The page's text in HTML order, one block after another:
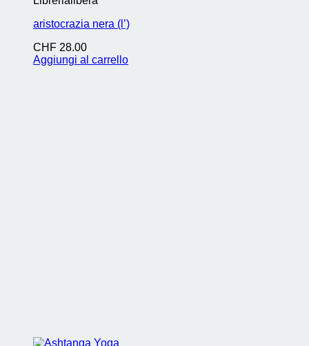
aristocrazia nera (l’)
CHF 28.00
Aggiungi al carrello